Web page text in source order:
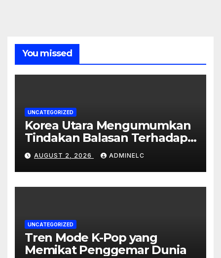
You missed
UNCATEGORIZED
Korea Utara Mengumumkan
Tindakan Balasan Terhadap
Sanksi Internasional
AUGUST 2, 2026 ADMINELC
UNCATEGORIZED
Tren Mode K-Pop yang
Memikat Penggemar Dunia